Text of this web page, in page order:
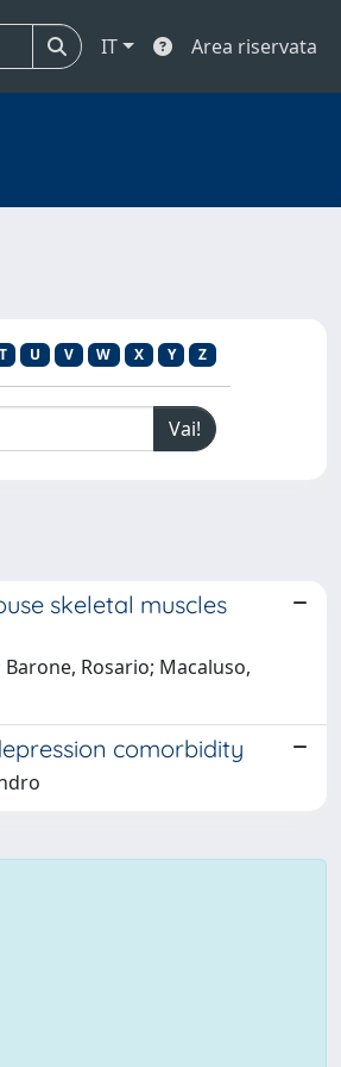
IT Area riservata
T U V W X Y Z
skeletal muscles
Rosario; Macaluso,
comorbidity